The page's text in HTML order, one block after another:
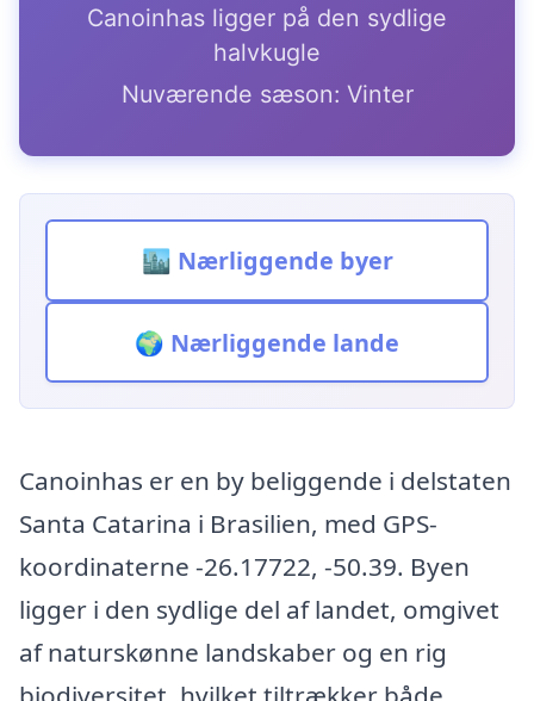
Canoinhas ligger på den sydlige
halvkugle
Nuværende sæson: Vinter
🏙️ Nærliggende byer
🌍 Nærliggende lande
Canoinhas er en by beliggende i delstaten
Santa Catarina i Brasilien, med GPS-
koordinaterne -26.17722, -50.39. Byen
ligger i den sydlige del af landet, omgivet
af naturskønne landskaber og en rig